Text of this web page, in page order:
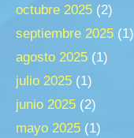
octubre 2025 (2)
septiembre 2025 (1)
agosto 2025 (1)
julio 2025 (1)
junio 2025 (2)
mayo 2025 (1)